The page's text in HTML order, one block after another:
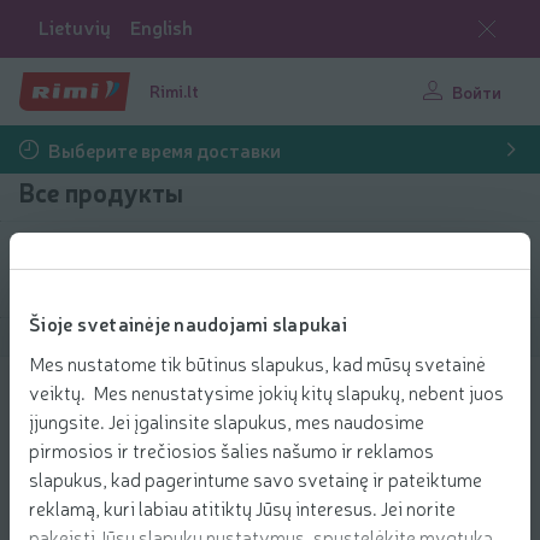
Šioje svetainėje naudojami slapukai
Mes nustatome tik būtinus slapukus, kad mūsų svetainė
veiktų. Mes nenustatysime jokių kitų slapukų, nebent juos
įjungsite. Jei įgalinsite slapukus, mes naudosime
pirmosios ir trečiosios šalies našumo ir reklamos
slapukus, kad pagerintume savo svetainę ir pateiktume
reklamą, kuri labiau atitiktų Jūsų interesus. Jei norite
Lietuvių English
Rimi.lt Войти
Выберите время доставки
Все продукты
Фильтровать продукты
Показать продукты 40
-30%
4 54
S.kačių ėd. su jaut. PERFECT FIT
STERIL, 750g
6.49 € за шт.
649
€/шт.Цена за единицу: 8,65 €/кг
8,65 €/кг
Добавить в корзину